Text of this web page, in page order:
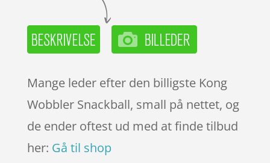
Mange leder efter den billigste Kong
Wobbler Snackball, small på nettet, og
de ender oftest ud med at finde tilbud
her: Gå til shop